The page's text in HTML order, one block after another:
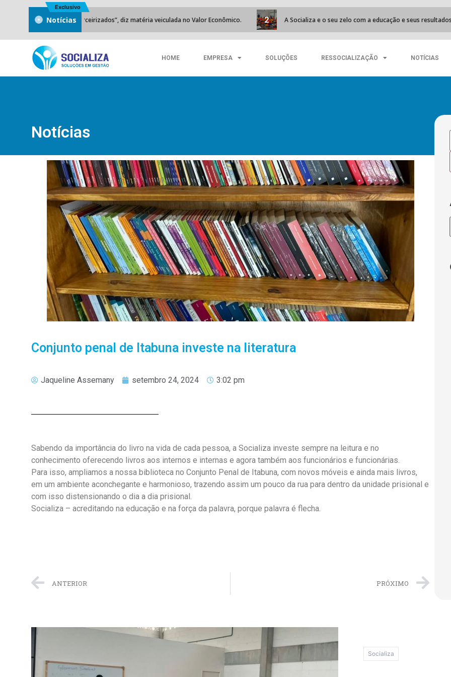
Exclusivo
Notícias
em presídios terceirizados”, diz matéria veiculada no Valor Econômico. 2 A Socializa e o seu zelo com a educação e seus resultados
HOME EMPRESA SOLUÇÕES RESSOCIALIZAÇÃO NOTÍCIAS
Notícias
Conjunto penal de Itabuna investe na literatura
Jaqueline Assemany setembro 24, 2024 3:02 pm
Sabendo da importância do livro na vida de cada pessoa, a Socializa investe sempre na leitura e no
conhecimento oferecendo livros aos internos e internas e agora também aos funcionários e funcionárias.
Para isso, ampliamos a nossa biblioteca no Conjunto Penal de Itabuna, com novos móveis e ainda mais livros,
em um ambiente aconchegante e harmonioso, trazendo assim um pouco da rua para dentro da unidade prisional e
com isso distensionando o dia a dia prisional.
Socializa – acreditando na educação e na força da palavra, porque palavra é flecha.
ANTERIOR PRÓXIMO